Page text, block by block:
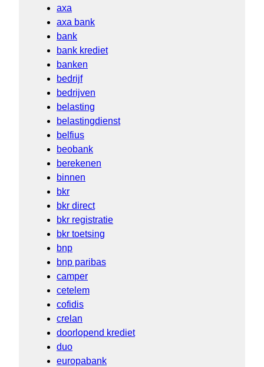
axa
axa bank
bank
bank krediet
banken
bedrijf
bedrijven
belasting
belastingdienst
belfius
beobank
berekenen
binnen
bkr
bkr direct
bkr registratie
bkr toetsing
bnp
bnp paribas
camper
cetelem
cofidis
crelan
doorlopend krediet
duo
europabank